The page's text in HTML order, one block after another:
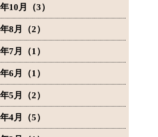
10月（3）
8月（2）
7月（1）
6月（1）
5月（2）
4月（5）